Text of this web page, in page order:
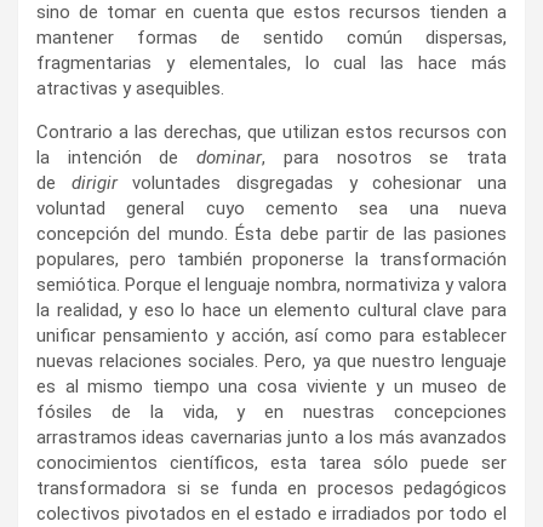
sino de tomar en cuenta que estos recursos tienden a
mantener formas de sentido común dispersas,
fragmentarias y elementales, lo cual las hace más
atractivas y asequibles.
Contrario a las derechas, que utilizan estos recursos con
la intención dedominar, para nosotros se trata
de dirigirvoluntades disgregadas y cohesionar una
voluntad general cuyo cemento sea una nueva
concepción del mundo. Ésta debe partir de las pasiones
populares, pero también proponerse la transformación
semiótica. Porque el lenguaje nombra, normativiza y valora
la realidad, y eso lo hace un elemento cultural clave para
unificar pensamiento y acción, así como para establecer
nuevas relaciones sociales. Pero, ya que nuestro lenguaje
es al mismo tiempo una cosa viviente y un museo de
fósiles de la vida, y en nuestras concepciones
arrastramos ideas cavernarias junto a los más avanzados
conocimientos científicos, esta tarea sólo puede ser
transformadora si se funda en procesos pedagógicos
colectivos pivotados en el estado e irradiados por todo el